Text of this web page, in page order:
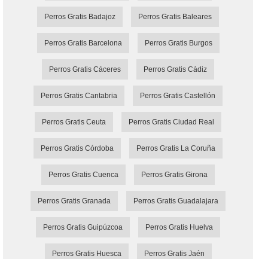
Perros Gratis Badajoz Perros Gratis Baleares
Perros Gratis Barcelona Perros Gratis Burgos
Perros Gratis Cáceres Perros Gratis Cádiz
Perros Gratis Cantabria Perros Gratis Castellón
Perros Gratis Ceuta Perros Gratis Ciudad Real
Perros Gratis Córdoba Perros Gratis La Coruña
Perros Gratis Cuenca Perros Gratis Girona
Perros Gratis Granada Perros Gratis Guadalajara
Perros Gratis Guipúzcoa Perros Gratis Huelva
Perros Gratis Huesca Perros Gratis Jaén